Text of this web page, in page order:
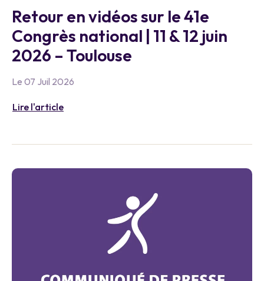
Retour en vidéos sur le 41e
Congrès national | 11 & 12 juin
2026 – Toulouse
Le 07 Juil 2026
Lire l'article